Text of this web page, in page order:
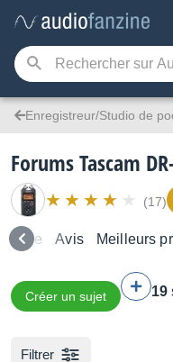
Enregistreur/Studio de
Forums Tascam
(17)
Avis Meilleurs
Créer un sujet 19
Filtrer